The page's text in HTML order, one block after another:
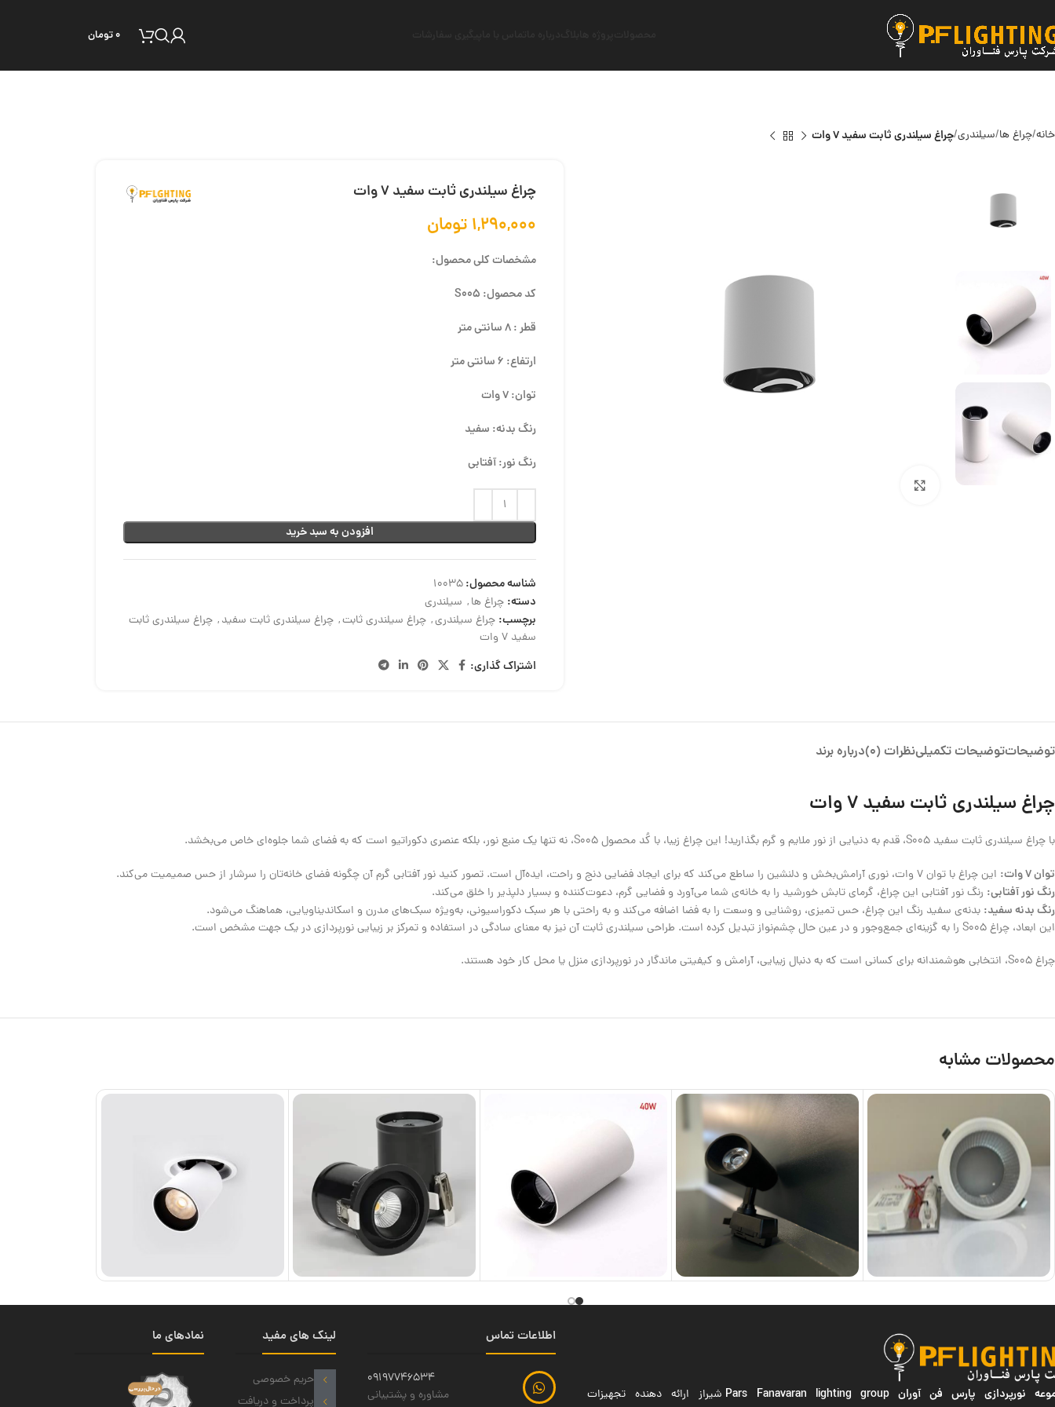
۰تومان
خانه چراغ ها سیلندری چراغ سیلندری ثابت سفید 7 وات
چراغ سیلندری ثابت سفید 7 وات
۱,۲۹۰,۰۰۰ تومان
مشخصات کلی محصول:
کد محصول: S005
قطر : 8 سانتی متر
ارتفاع: 6 سانتی متر
توان: 7 وات
رنگ بدنه: سفید
رنگ نور: آفتابی
افزودن به سبد خرید
شناسه محصول:10035
دسته: چراغ ها, سیلندری
برچسب: چراغ سیلندری, چراغ سیلندری ثابت, چراغ سیلندری ثابت سفید, چراغ سیلندری ثابت
سفید 7 وات
اشتراک گذاری:
توضیحاتتوضیحات تکمیلینظرات (0) درباره برند
چراغ سیلندری ثابت سفید 7 وات
با چراغ سیلندری ثابت سفید S005، قدم به دنیایی از نور ملایم و گرم بگذارید! این چراغ زیبا، با کُد محصول S005، نه تنها یک منبع نور، بلکه عنصری دکوراتیو است که به فضای شما جلوه‌ای خاص می‌بخشد.
توان 7 وات: این چراغ با توان 7 وات، نوری آرامش‌بخش و دلنشین را ساطع می‌کند که برای ایجاد فضایی دنج و راحت، ایده‌آل است. تصور کنید نور آفتابی گرم آن چگونه فضای خانه‌تان را سرشار از حس صمیمیت می‌کند.
رنگ نور آفتابی: رنگ نور آفتابی این چراغ، گرمای تابش خورشید را به خانه‌ی شما می‌آورد و فضایی گرم، دعوت‌کننده و بسیار دلپذیر را خلق می‌کند.
رنگ بدنه سفید: بدنه‌ی سفید رنگ این چراغ، حس تمیزی، روشنایی و وسعت را به فضا اضافه می‌کند و به راحتی با هر سبک دکوراسیونی، به‌ویژه سبک‌های مدرن و اسکاندیناویایی، هماهنگ می‌شود.
این ابعاد، چراغ S005 را به گزینه‌ای جمع‌وجور و در عین حال چشم‌نواز تبدیل کرده است. طراحی سیلندری ثابت آن نیز به معنای سادگی در استفاده و تمرکز بر زیبایی نورپردازی در یک جهت مشخص است.
چراغ S005، انتخابی هوشمندانه برای کسانی است که به دنبال زیبایی، آرامش و کیفیتی ماندگار در نورپردازی منزل یا محل کار خود هستند.
محصولات مشابه
نورپردازی پارس فن آوران Pars Fanavaran lighting group شیراز ارائه دهنده تجهیزات
اطلاعات تماس
09197746534
مشاوره و پشتیبانی
لینک های مفید
حریم خصوصی
پرداخت و دریافت
نمادهای ما